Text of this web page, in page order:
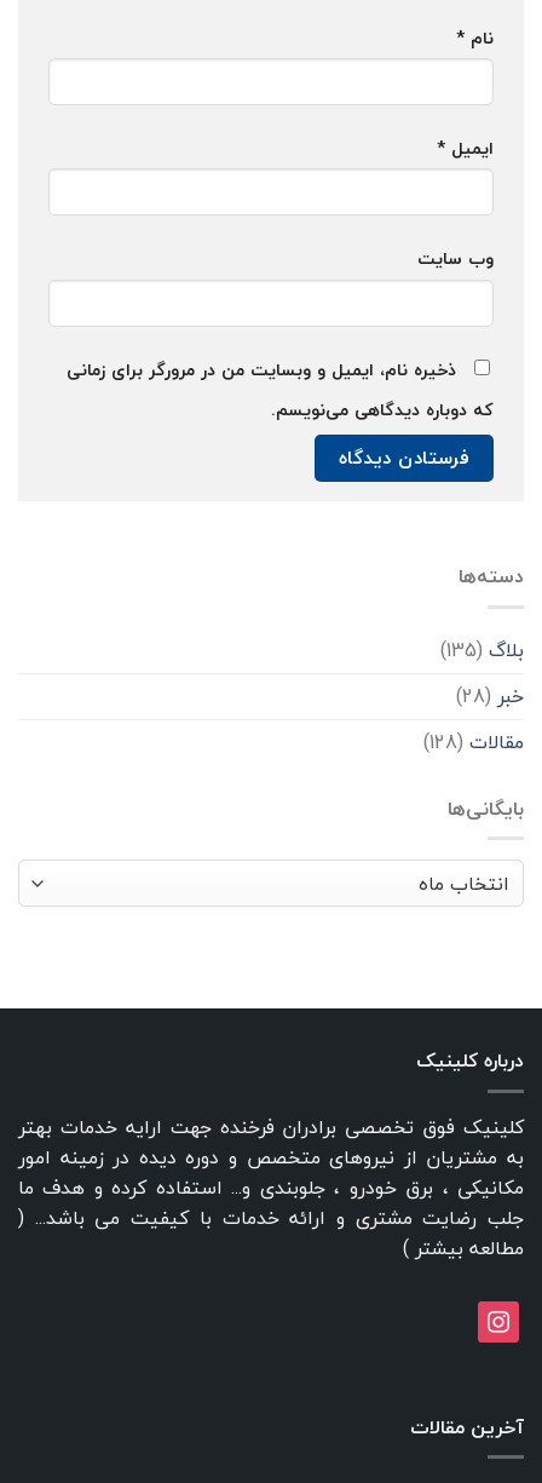
نام *
ایمیل *
وب‌ سایت
ذخیره نام، ایمیل و وبسایت من در مرورگر برای زمانی
که دوباره دیدگاهی می‌نویسم.
دسته‌ها
بلاگ (135)
خبر (28)
مقالات (128)
بایگانی‌ها
بایگانی‌ها
درباره کلینیک
کلینیک فوق تخصصی برادران فرخنده جهت ارایه خدمات بهتر
به مشتریان از نیروهای متخصص و دوره دیده در زمینه امور
مکانیکی ، برق خودرو ، جلوبندی و... استفاده کرده و هدف ما
جلب رضایت مشتری و ارائه خدمات با کیفیت می باشد... (
مطالعه بیشتر )
instagram
آخرین مقالات